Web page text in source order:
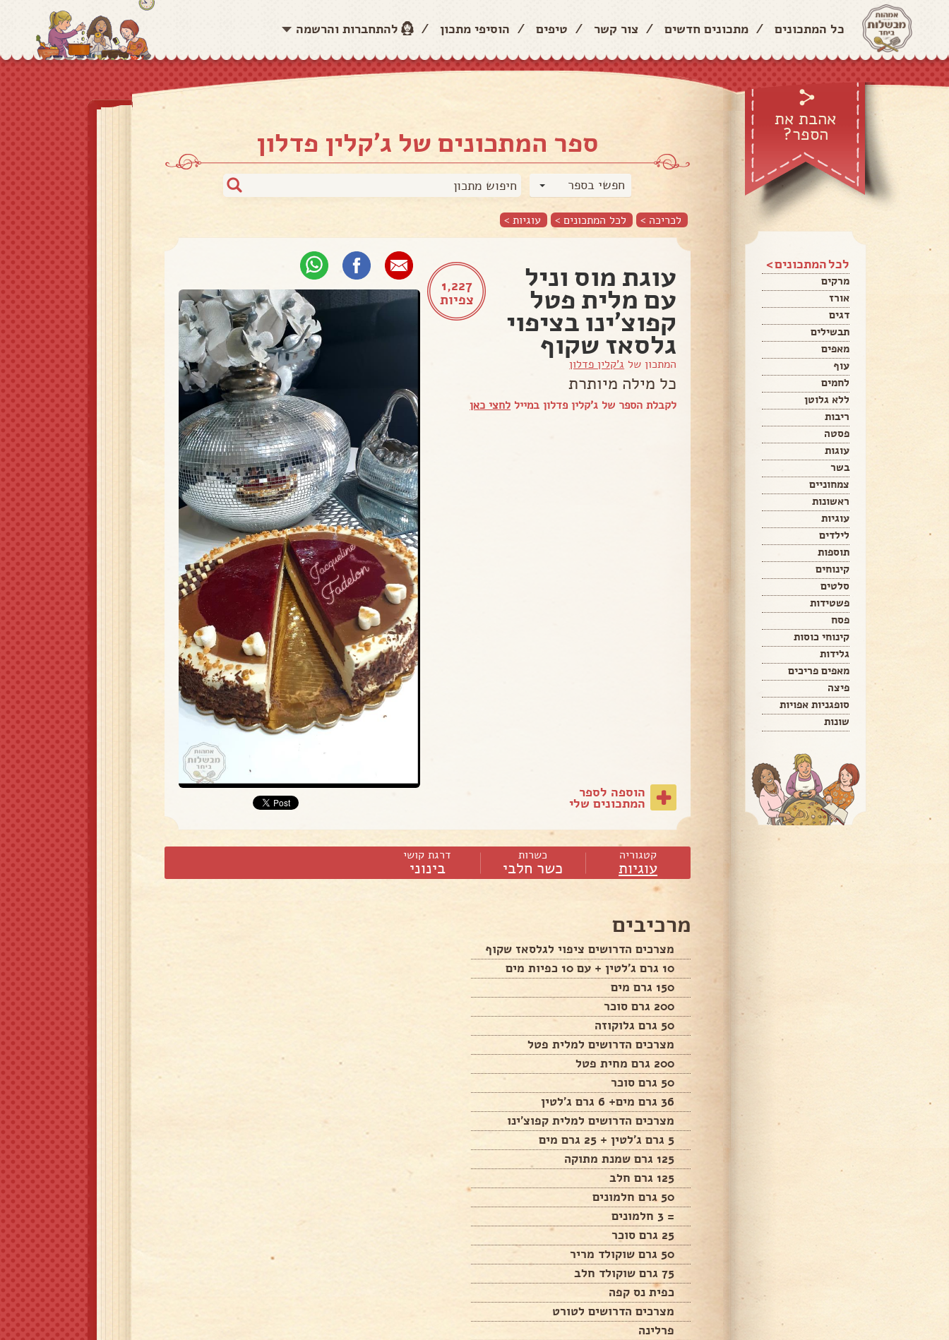
כל המתכונים / מתכונים חדשים / צור קשר / טיפים / הוסיפי מתכון / להתחברות והרשמה
אהבת את
הספר?
לכל המתכונים >
מרקים
אורז
דגים
תבשילים
מאפים
עוף
לחמים
ללא גלוטן
ריבות
פסטה
עוגות
בשר
צמחוניים
ראשונות
עוגיות
לילדים
תוספות
קינוחים
סלטים
פשטידות
פסח
קינוחי כוסות
גלידות
מאפים פריכים
פיצה
סופגניות אפויות
שונות
ספר המתכונים של ג'קלין פדלון
חפשי בספר
לכריכה > לכל המתכונים > עוגיות >
1,227
צפיות
עוגת מוס וניל
עם מלית פטל
קפוצ'ינו בציפוי
גלסאז שקוף
המתכון של ג'קלין פדלון
כל מילה מיותרת
לקבלת הספר של ג'קלין פדלון במייל לחצי כאן
הוספה לספר
המתכונים שלי
קטגוריה
עוגיות
כשרות
כשר חלבי
דרגת קושי
בינוני
מרכיבים
מצרכים הדרושים ציפוי לגלסאז שקוף
10 גרם ג'לטין + עם 10 כפיות מים
150 גרם מים
200 גרם סוכר
50 גרם גלוקוזה
מצרכים הדרושים למלית פטל
200 גרם מחית פטל
50 גרם סוכר
36 גרם מים+ 6 גרם ג'לטין
מצרכים הדרושים למלית קפוצ'ינו
5 גרם ג'לטין + 25 גרם מים
125 גרם שמנת מתוקה
125 גרם חלב
50 גרם חלמונים
= 3 חלמונים
25 גרם סוכר
50 גרם שוקולד מריר
75 גרם שוקולד חלב
כפית נס קפה
מצרכים הדרושים לטורט
פרלינה